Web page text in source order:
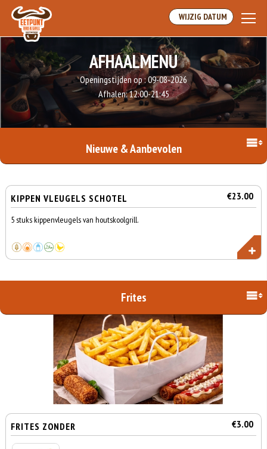
WIJZIG DATUM
AFHAALMENU
Openingstijden op :09-08-2026
Afhalen:12:00-21:45
Nieuwe & Aanbevolen
KIPPEN VLEUGELS SCHOTEL €23.00
5 stuks kippenvleugels van houtskoolgrill.
Frites
FRITES ZONDER €3.00